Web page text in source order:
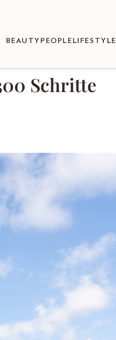
BEAUTY PEOPLE LIFESTYLE
Schritte